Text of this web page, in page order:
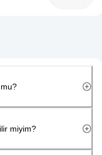
miyim?